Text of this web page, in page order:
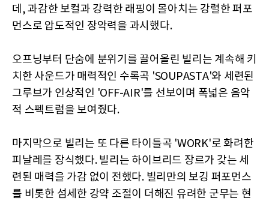
데, 과감한 보컬과 강력한 래핑이 몰아치는 강렬한 퍼포
먼스로 압도적인 장악력을 과시했다.
오프닝부터 단숨에 분위기를 끌어올린 빌리는 계속해 키
치한 사운드가 매력적인 수록곡 'SOUPASTA'와 세련된
그루브가 인상적인 'OFF-AIR'를 선보이며 폭넓은 음악
적 스펙트럼을 보여줬다.
마지막으로 빌리는 또 다른 타이틀곡 'WORK'로 화려한
피날레를 장식했다. 빌리는 하이브리드 장르가 갖는 세
련된 매력을 가감 없이 전했다. 빌리만의 보깅 퍼포먼스
를 비롯한 섬세한 강약 조절이 더해진 유려한 군무는 현